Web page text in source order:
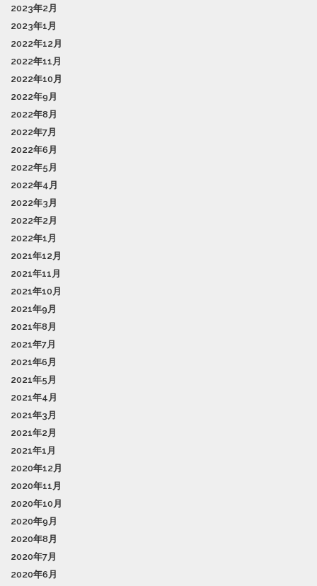
2023年2月
2023年1月
2022年12月
2022年11月
2022年10月
2022年9月
2022年8月
2022年7月
2022年6月
2022年5月
2022年4月
2022年3月
2022年2月
2022年1月
2021年12月
2021年11月
2021年10月
2021年9月
2021年8月
2021年7月
2021年6月
2021年5月
2021年4月
2021年3月
2021年2月
2021年1月
2020年12月
2020年11月
2020年10月
2020年9月
2020年8月
2020年7月
2020年6月